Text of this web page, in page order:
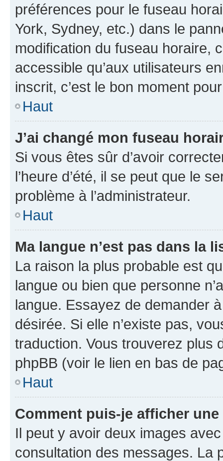
préférences pour le fuseau
York, Sydney, etc.) dans le
modification du fuseau horaire,
accessible qu’aux utilisateurs
inscrit, c’est le bon moment
Haut
J’ai changé mon fuseau
Si vous êtes sûr d’avoir
l’heure d’été, il se peut que le
problème à l’administrateur.
Haut
Ma langue n’est pas dans la
La raison la plus probable est
langue ou bien que personne
langue. Essayez de demander
désirée. Si elle n’existe pas,
traduction. Vous trouverez plus
phpBB (voir le lien en bas de
Haut
Comment puis-je afficher
Il peut y avoir deux images
consultation des messages. La